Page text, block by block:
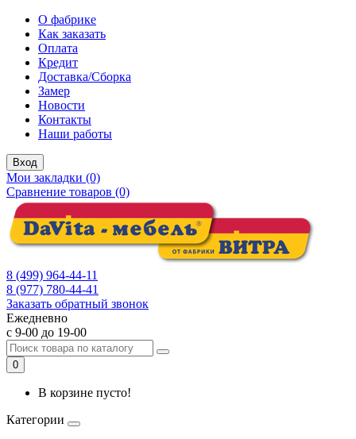
О фабрике
Как заказать
Оплата
Кредит
Доставка/Сборка
Замер
Новости
Контакты
Наши работы
Вход
Мои закладки (0)
Сравнение товаров (0)
8 (499) 964-44-11
8 (977) 780-44-41
Заказать обратный звонок
Ежедневно
с 9-00 до 19-00
0
В корзине пусто!
Категории